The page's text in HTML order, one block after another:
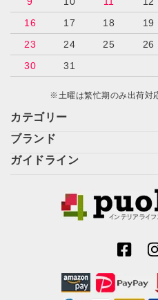
カテゴリー
ブランド
ガイドライン
16
17 18 19
23
24 25 26
30
31
※土曜は繁忙期のみ出荷対